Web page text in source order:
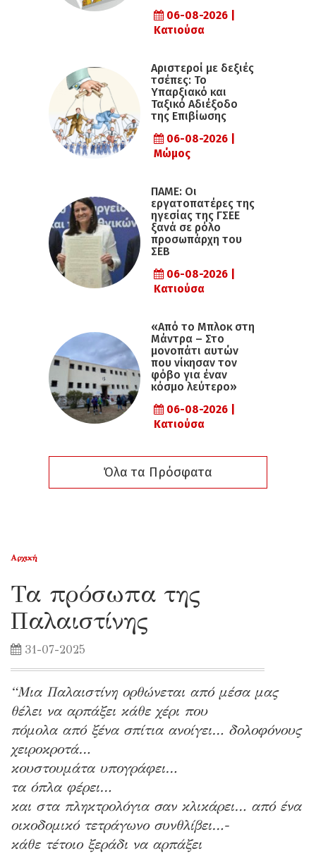
06-08-2026 |
Κατιούσα
Αριστεροί με δεξιές
τσέπες: Το
Υπαρξιακό και
Ταξικό Αδιέξοδο
της Επιβίωσης
06-08-2026 |
Μώμος
ΠΑΜΕ: Οι
εργατοπατέρες της
ηγεσίας της ΓΣΕΕ
ξανά σε ρόλο
προσωπάρχη του
ΣΕΒ
06-08-2026 |
Κατιούσα
«Από το Μπλοκ στη
Μάντρα – Στο
μονοπάτι αυτών
που νίκησαν τον
φόβο για έναν
κόσμο λεύτερο»
06-08-2026 |
Κατιούσα
Όλα τα Πρόσφατα
Αρχική
Τα πρόσωπα της
Παλαιστίνης
31-07-2025
“Μια Παλαιστίνη ορθώνεται από μέσα μας
θέλει να αρπάξει κάθε χέρι που
πόμολα από ξένα σπίτια ανοίγει… δολοφόνους
χειροκροτά…
κουστουμάτα υπογράφει…
τα όπλα φέρει…
και στα πληκτρολόγια σαν κλικάρει… από ένα
οικοδομικό τετράγωνο συνθλίβει…-
κάθε τέτοιο ξεράδι να αρπάξει